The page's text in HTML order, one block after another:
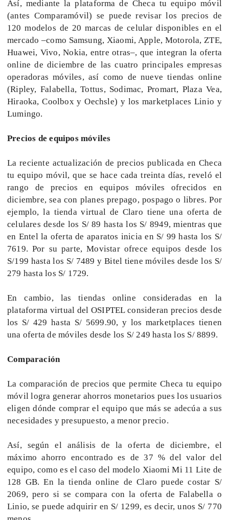
Así, mediante la plataforma de Checa tu equipo móvil
(antes Comparamóvil) se puede revisar los precios de
120 modelos de 20 marcas de celular disponibles en el
mercado –como Samsung, Xiaomi, Apple, Motorola, ZTE,
Huawei, Vivo, Nokia, entre otras–, que integran la oferta
online de diciembre de las cuatro principales empresas
operadoras móviles, así como de nueve tiendas online
(Ripley, Falabella, Tottus, Sodimac, Promart, Plaza Vea,
Hiraoka, Coolbox y Oechsle) y los marketplaces Linio y
Lumingo.
Precios de equipos móviles
La reciente actualización de precios publicada en Checa
tu equipo móvil, que se hace cada treinta días, reveló el
rango de precios en equipos móviles ofrecidos en
diciembre, sea con planes prepago, pospago o libres. Por
ejemplo, la tienda virtual de Claro tiene una oferta de
celulares desde los S/ 89 hasta los S/ 8949, mientras que
en Entel la oferta de aparatos inicia en S/ 99 hasta los S/
7619. Por su parte, Movistar ofrece equipos desde los
S/199 hasta los S/ 7489 y Bitel tiene móviles desde los S/
279 hasta los S/ 1729.
En cambio, las tiendas online consideradas en la
plataforma virtual del OSIPTEL consideran precios desde
los S/ 429 hasta S/ 5699.90, y los marketplaces tienen
una oferta de móviles desde los S/ 249 hasta los S/ 8899.
Comparación
La comparación de precios que permite Checa tu equipo
móvil logra generar ahorros monetarios pues los usuarios
eligen dónde comprar el equipo que más se adecúa a sus
necesidades y presupuesto, a menor precio.
Así, según el análisis de la oferta de diciembre, el
máximo ahorro encontrado es de 37 % del valor del
equipo, como es el caso del modelo Xiaomi Mi 11 Lite de
128 GB. En la tienda online de Claro puede costar S/
2069, pero si se compara con la oferta de Falabella o
Linio, se puede adquirir en S/ 1299, es decir, unos S/ 770